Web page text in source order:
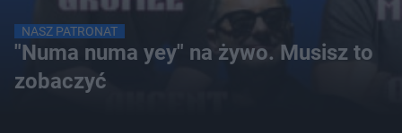
NASZ PATRONAT
"Numa numa yey" na żywo. Musisz to
zobaczyć